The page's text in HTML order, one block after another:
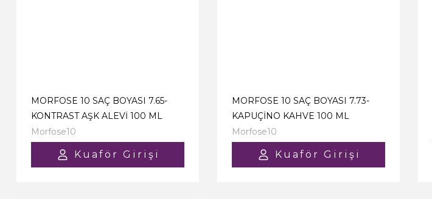
MORFOSE 10 SAÇ BOYASI 7.65-
KONTRAST AŞK ALEVİ 100 ML
Morfose10
Kuaför Girişi
MORFOSE 10 SAÇ BOYASI 7.73-
KAPUÇİNO KAHVE 100 ML
Morfose10
Kuaför Girişi